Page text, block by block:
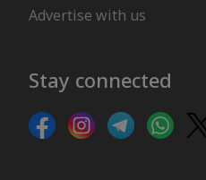
Advertise with us
Stay connected